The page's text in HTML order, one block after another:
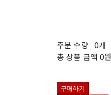
주문 수량 0개
총 상품 금액 0원
구매하기